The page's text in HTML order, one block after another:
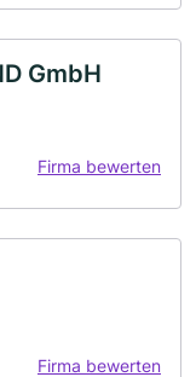
GmbH
Firma bewerten
Firma bewerten